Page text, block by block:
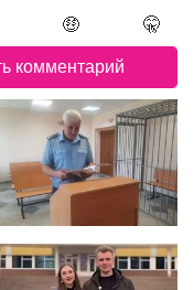
🤑 🤫